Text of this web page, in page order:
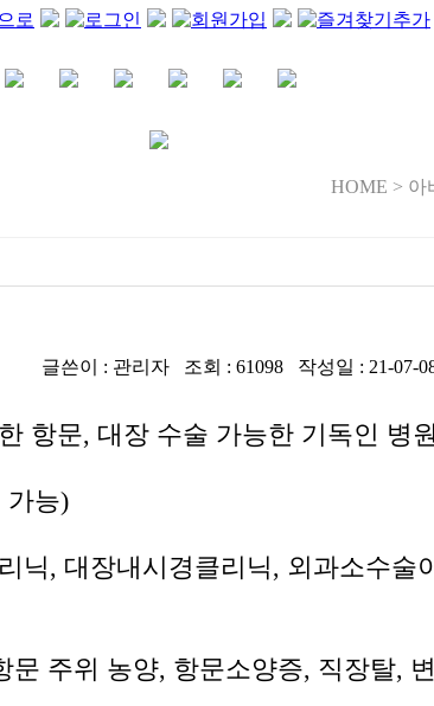
HOME > 아
글쓴이 : 관리자 조회 : 61098 작성일 : 21-07-08
항문, 대장 수술 가능한 기독인 병
가능)
닉, 대장내시경클리닉, 외과소수술
문 주위 농양, 항문소양증, 직장탈,